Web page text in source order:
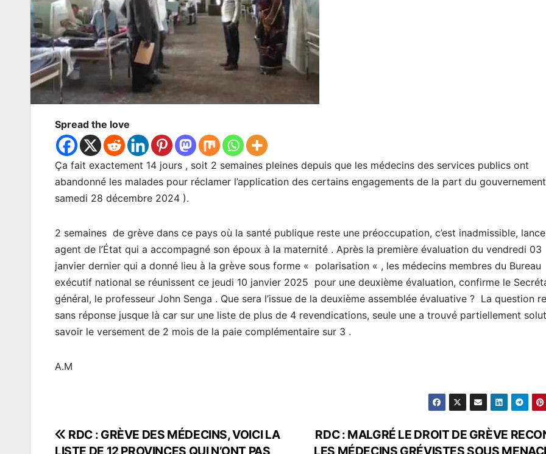
Spread the love
Ça fait exactement 14 jours , soit 2 semaines pleines depuis que les médecins des services publics ont
abandonné les malades pour réclamer l’application des certains engagements de la part du
samedi 28 décembre 2024 ).
2 semaines de grève dans ce pays où la santé publique reste une préoccupation, c’est inadmissible,
agent de l’État qui a accompagné son époux à la maternité . Après la première évaluation du vendredi 03
janvier dernier qui a donné lieu à la grève sous forme « polarisation « , les médecins membres du Bureau
exécutif national se réunissent ce jeudi 10 janvier 2025 pour une deuxième évaluation, confirme le
général, le professeur John Senga . Que sera l’issue de la deuxième assemblée évaluative ? La question
sans réponse jusque là car sur une liste de plus de 4 revendications, seule une a trouvé partiellement
savoir le versement de 2 mois de la paie complémentaire sur 3 .
A.M
Navigation
RDC : MALGRÉ LE DROIT DE GRÈVE
LES MÉDECINS GRÉVISTES SOUS
RDC : GRÈVE DES MÉDECINS, VOICI LA
LISTE DE 12 PROVINCES QUI N’ONT PAS